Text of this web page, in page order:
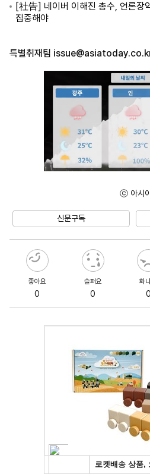
[社告] 네이버 이해진 총수, 언론장
집중해야
특별취재팀
ⓒ 아시아
신문구독
좋아요
0
슬퍼요
0
화
0